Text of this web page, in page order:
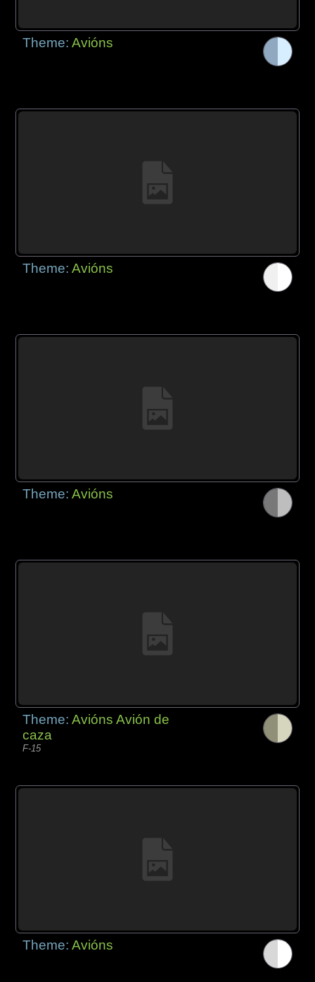
Theme:Avións
Theme:Avións
Theme:Avións
Theme:Avións Avión de
caza
F-15
Theme:Avións